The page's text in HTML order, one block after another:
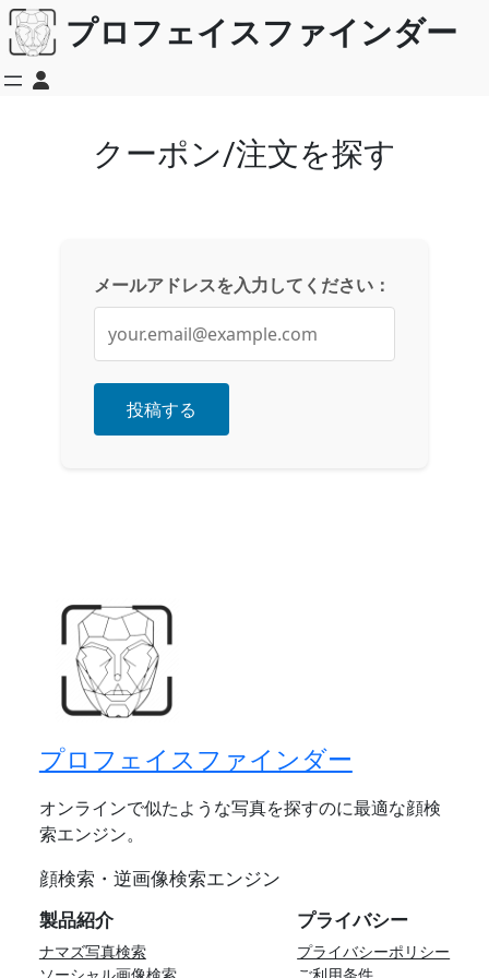
内
容
ス
プロフェイスファインダー
クーポン/注文を探す
メールアドレスを入力してください：
投稿する
プロフェイスファインダー
オンラインで似たような写真を探すのに最適な顔検
索エンジン。
顔検索・逆画像検索エンジン
製品紹介
ナマズ写真検索
プライバシー
プライバシーポリシー